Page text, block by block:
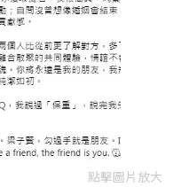
點擊圖片放大